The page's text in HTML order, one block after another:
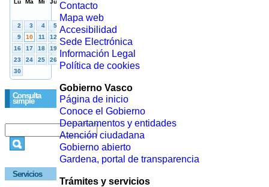
Consulta
simple
Servicios
Contacto
Mapa web
Accesibilidad
Sede Electrónica
Información Legal
Política de cookies
Gobierno Vasco
Página de inicio
Conoce el Gobierno
Departamentos y entidades
Atención ciudadana
Gobierno abierto
Gardena, portal de transparencia
Trámites y servicios